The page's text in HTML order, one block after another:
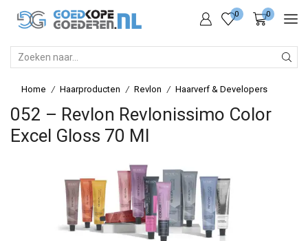
0 0
Home / Haarproducten / Revlon / Haarverf & Developers
052 – Revlon Revlonissimo Color
Excel Gloss 70 Ml